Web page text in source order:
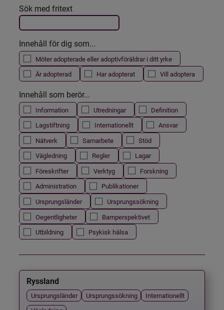
Filtrera resultatet
Det här formuläret postas automatiskt
Sök med fritext
Innehåll för dig som...
Möter adopterade eller adoptivföräldrar i ditt yrke
Är adopterad
Har adopterat Vill adoptera
Innehåll som berör...
Information Utredningar
Definition
Lagstiftning
Internationellt
Ansvar
Nätverk
Samarbete
Stöd
Vägledning
Regler
Lagar
Föreskrifter
Verktyg
Forskning
Administration
Publikationer
Ursprungsländer
Ursprungssökning
Oegentligheter
Barnperspektivet
Utbildning
Psykisk hälsa
Ryssland
Ursprungsländer Ursprungssökning
Internationellt